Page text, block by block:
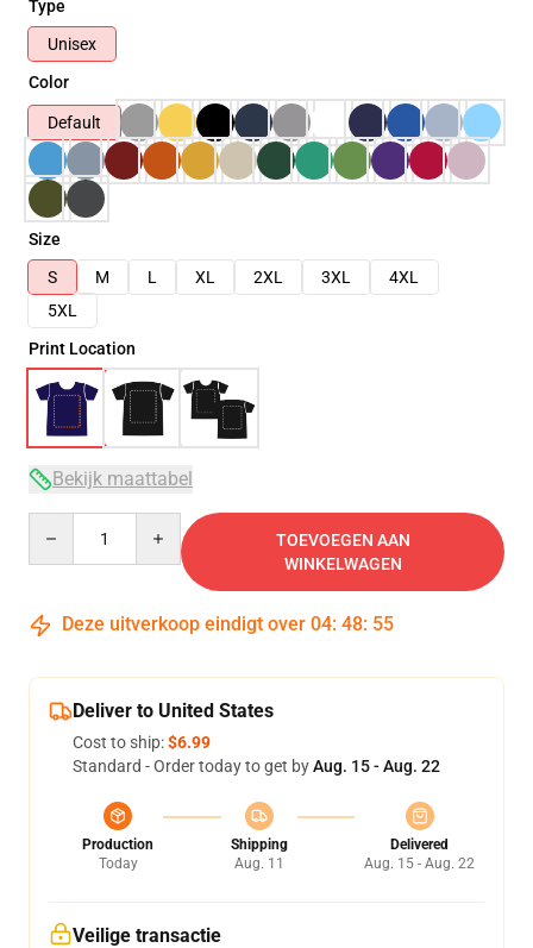
Type
Unisex
Color
Default
Size
S
M L XL 2XL 3XL
4XL
5XL
Print Location
Bekijk maattabel
TOEVOEGEN AAN
WINKELWAGEN
Deze uitverkoop eindigt over 04: 48: 54
Deliver to United States
Cost to ship:$6.99
Standard - Order today to get byAug. 15 - Aug. 22
Production
Today
Shipping
Aug. 11
Delivered
Aug. 15 - Aug. 22
Veilige transactie